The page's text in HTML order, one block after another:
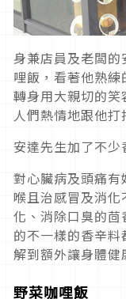
身兼店員及老闆
哩飯，看著他熟
轉身用大親切的
人們熱情地跟他打
安達先生加了不少
對心臟病及頭痛
喉且治感冒及消
化、消除口臭的
的不一樣的香辛
解到額外讓身體健
野菜咖哩飯